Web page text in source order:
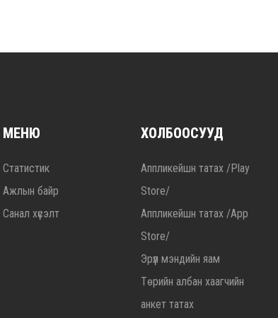
МЕНЮ
Статистик
Ажлын байр
Санал хүсэлт
ХОЛБООСУУД
Аппликейшн татах /Play
Store/
Аппликейшн татах /App
Store/
Эрүүл мэндийн яам
Төрийн албан хаагчийн
анкет татах